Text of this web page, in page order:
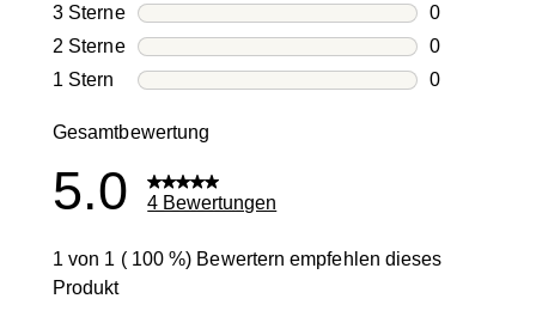
0
3 SterneSterne
0
0
2 SterneSterne
0
0
1 Stern Sterne
0
Gesamtbewertung
5.0 4 Bewertungen
1 von 1 ( 100 %) Bewertern empfehlen dieses
Produkt